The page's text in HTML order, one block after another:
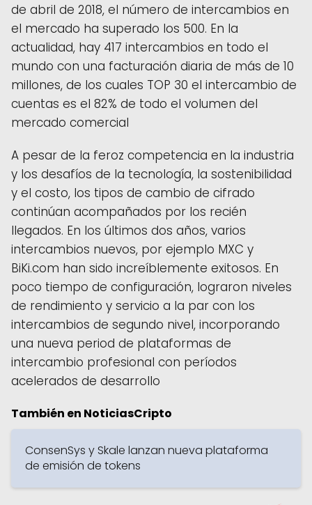
de abril de 2018, el número de intercambios en
el mercado ha superado los 500. En la
actualidad, hay 417 intercambios en todo el
mundo con una facturación diaria de más de 10
millones, de los cuales TOP 30 el intercambio de
cuentas es el 82% de todo el volumen del
mercado comercial
A pesar de la feroz competencia en la industria
y los desafíos de la tecnología, la sostenibilidad
y el costo, los tipos de cambio de cifrado
continúan acompañados por los recién
llegados. En los últimos dos años, varios
intercambios nuevos, por ejemplo MXC y
BiKi.com han sido increíblemente exitosos. En
poco tiempo de configuración, lograron niveles
de rendimiento y servicio a la par con los
intercambios de segundo nivel, incorporando
una nueva period de plataformas de
intercambio profesional con períodos
acelerados de desarrollo
También en NoticiasCripto
ConsenSys y Skale lanzan nueva plataforma
de emisión de tokens